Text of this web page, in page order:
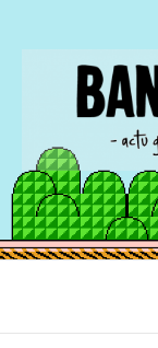
BAND
Actu Geek d'hier et